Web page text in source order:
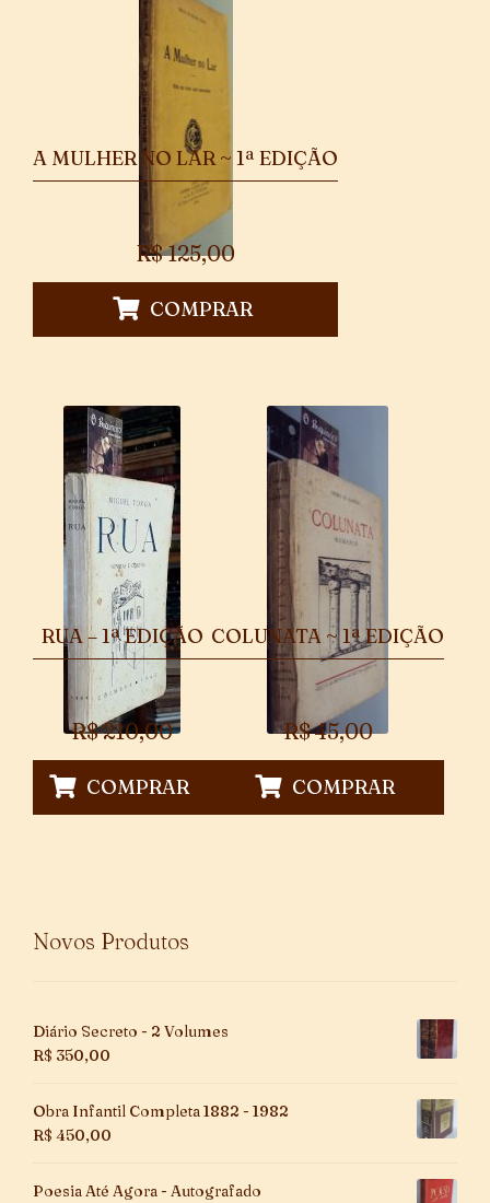
A MULHER NO LAR ~ 1ª EDIÇÃO
R$125,00
COMPRAR
RUA – 1ª EDIÇÃO
R$210,00
COMPRAR
COLUNATA ~ 1ª EDIÇÃO
R$45,00
COMPRAR
Novos Produtos
Diário Secreto - 2 Volumes
R$ 350,00
Obra Infantil Completa 1882 - 1982
R$ 450,00
Poesia Até Agora - Autografado